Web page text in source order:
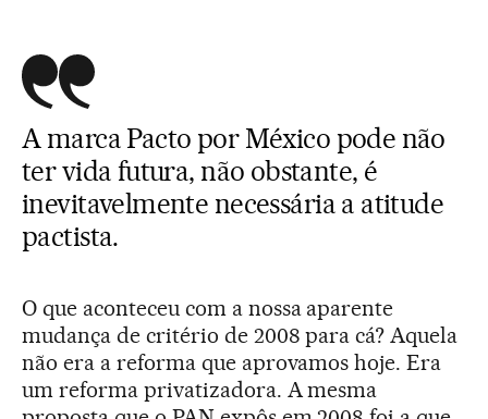
A marca Pacto por México pode não
ter vida futura, não obstante, é
inevitavelmente necessária a atitude
pactista.
O que aconteceu com a nossa aparente
mudança de critério de 2008 para cá? Aquela
não era a reforma que aprovamos hoje. Era
um reforma privatizadora. A mesma